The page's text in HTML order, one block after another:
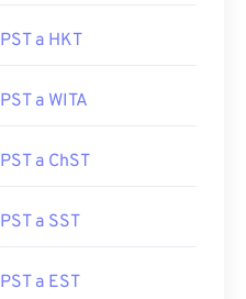
PST a HKT
PST a WITA
PST a ChST
PST a SST
PST a EST